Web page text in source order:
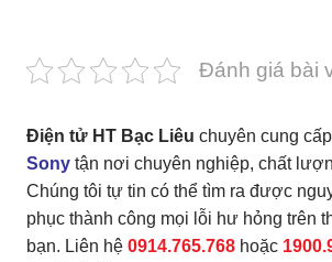
Đánh giá bài
Điện tử HT Bạc Liêu chuyên cung
Sony tận nơi chuyên nghiệp, chất
Chúng tôi tự tin có thể tìm ra được
phục thành công mọi lỗi hư hỏng trên
bạn. Liên hệ 0914.765.768 hoặc